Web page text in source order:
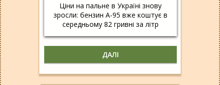
Ціни на пальне в Україні знову
зросли: бензин А-95 вже коштує в
середньому 82 гривні за літр
ДАЛІ